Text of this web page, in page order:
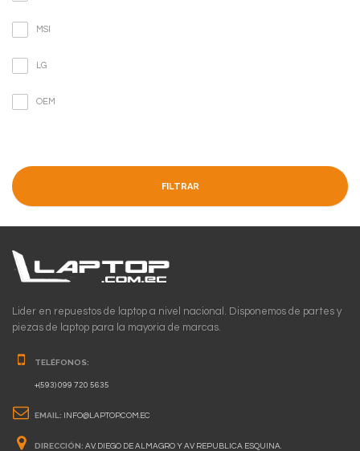
MSI
LG
OEM
FILTRAR
Lider en repuestos de laptop a nivel nacional. Disponemos de partes y
piezas de laptop para la mayoria de marcas.
TELÉFONOS:
+(593) 099 720 5635
EMAIL: INFO@LAPTOP.COM.EC
DIRECCIÓN: AV. DIEGO DE ALMAGRO Y AV REPUBLICA ESQUINA.